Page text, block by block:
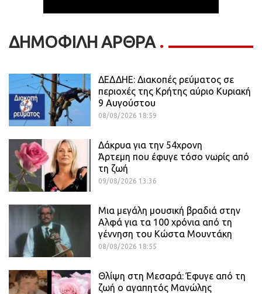
ΔΗΜΟΦΙΛΗ ΑΡΘΡΑ
ΔΕΔΔΗΕ: Διακοπές ρεύματος σε
περιοχές της Κρήτης αύριο Κυριακή
9 Αυγούστου
08/08/2026 18:59
Δάκρυα για την 54χρονη
Άρτεμη που έφυγε τόσο νωρίς από
τη ζωή
09/08/2026 13:36
Μια μεγάλη μουσική βραδιά στην
Αλφά για τα 100 χρόνια από τη
γέννηση του Κώστα Μουντάκη
08/08/2026 18:55
Θλίψη στη Μεσαρά: Έφυγε από τη
ζωή ο αγαπητός Μανώλης